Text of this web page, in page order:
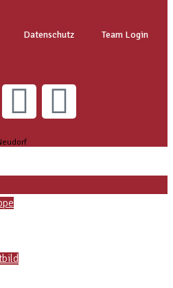
Datenschutz Team Login